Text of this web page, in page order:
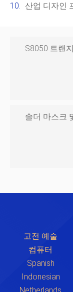
산업 디자인
S8050 트랜
솔더 마스크
고전 예술
컴퓨터
Spanish
Indonesian